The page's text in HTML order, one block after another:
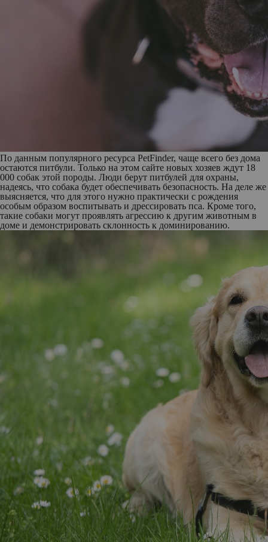
По данным популярного ресурса PetFinder, чаще всего без дома
остаются питбули. Только на этом сайте новых хозяев ждут 18
000 собак этой породы. Люди берут питбулей для охраны,
надеясь, что собака будет обеспечивать безопасность. На деле же
выясняется, что для этого нужно практически с рождения
особым образом воспитывать и дрессировать пса. Кроме того,
такие собаки могут проявлять агрессию к другим животным в
доме и демонстрировать склонность к доминированию.